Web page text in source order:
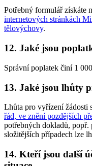
Potřebný formulář získáte
internetových stránkách
tělovýchovy.
12. Jaké jsou
Správní poplatek činí 1
13. Jaké jsou lhůty
Lhůta pro vyřízení žádosti
řád, ve znění pozdějších
potřebných dokladů,
složitějších případech lze
14. Kteří jsou další